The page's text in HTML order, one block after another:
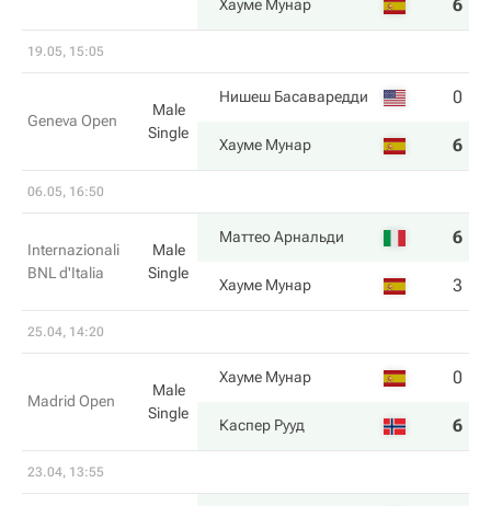
Хауме Мунар 6
19.05, 15:05
Geneva Open
Male
Single
Нишеш Басаваредди 0
Хауме Мунар 6
06.05, 16:50
Internazionali
BNL d'Italia
Male
Single
Маттео Арнальди 6
Хауме Мунар 3
25.04, 14:20
Madrid Open
Male
Single
Хауме Мунар 0
Каспер Рууд 6
23.04, 13:55